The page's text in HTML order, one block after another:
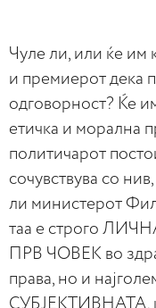
Чуле ли, или ќе им
и премиерот
одговорност? Ќе
етичка и морална
политичарот
сочувствува со
ли министерот
таа е строго
ПРВ ЧОВЕК во
права, но и
СУБЈЕКТИВНАТА,